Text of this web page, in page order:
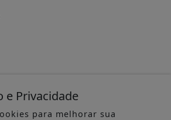
e Privacidade
para melhorar sua